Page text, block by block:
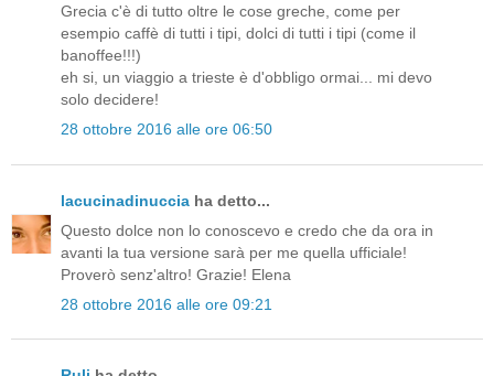
Grecia c'è di tutto oltre le cose greche, come per
esempio caffè di tutti i tipi, dolci di tutti i tipi (come il
banoffee!!!)
eh si, un viaggio a trieste è d'obbligo ormai... mi devo
solo decidere!
28 ottobre 2016 alle ore 06:50
lacucinadinuccia ha detto...
Questo dolce non lo conoscevo e credo che da ora in
avanti la tua versione sarà per me quella ufficiale!
Proverò senz'altro! Grazie! Elena
28 ottobre 2016 alle ore 09:21